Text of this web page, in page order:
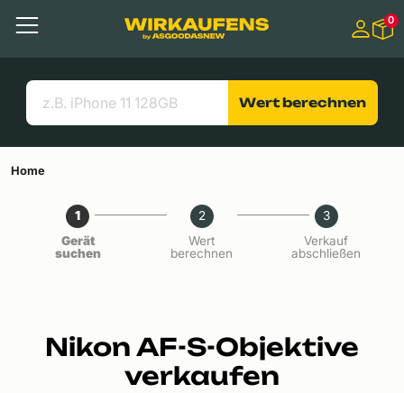
Menü
Suchen
Nützliche Links
0
Wert berechnen
Home
1
Gerät
suchen
2
Wert
berechnen
3
Verkauf
abschließen
Nikon AF-S-Objektive
verkaufen